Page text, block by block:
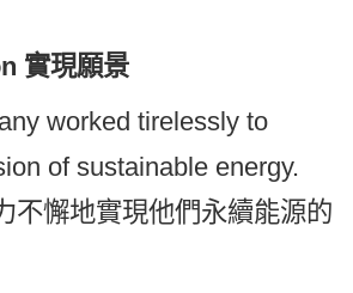
實現願景
worked tirelessly to
of sustainable energy.
不懈地實現他們永續能源的